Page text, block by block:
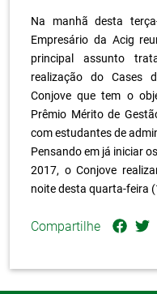
Na manhã desta
Empresário da Acig
principal assunto
realização do Cases
Conjove que tem o
Prêmio Mérito de
com estudantes de
Pensando em já iniciar
2017, o Conjove
noite desta quarta-feira
Compartilhe